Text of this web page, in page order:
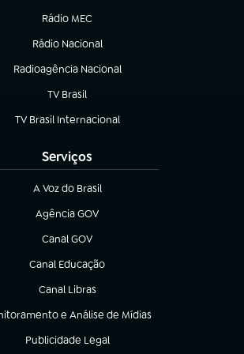
Rádio MEC
(abre em nova aba)
Rádio Nacional
Radioagência Nacional
(abre em nova aba)
TV Brasil
(abre em nova aba)
TV Brasil Internacional
(abre em nova aba)
Serviços
A Voz do Brasil
(abre em nova aba)
Agência GOV
(abre em nova aba)
Canal GOV
(abre em nova aba)
Canal Educação
(abre em nova aba)
Canal Libras
(abre em nova aba)
e Análise de Mídias
em nova aba)
Publicidade Legal
(abre em nova aba)